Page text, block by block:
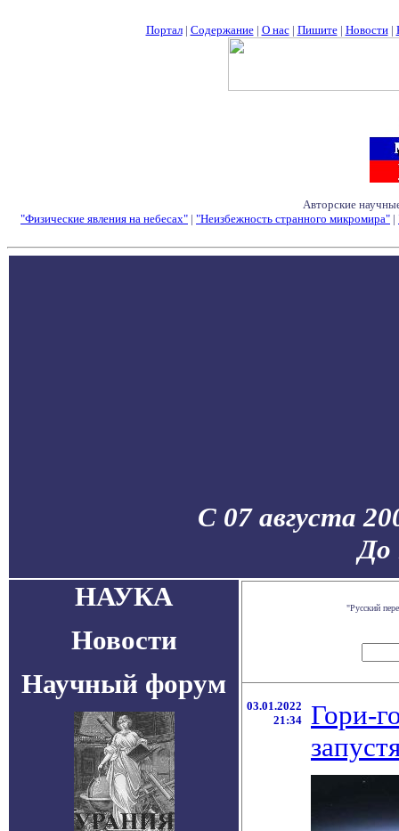
Портал| Содержание| О нас| Пишите| Новости|
Авторские
"Физические явления на небесах" | "Неизбежность странного микромира" |
С 07 августа
До
НАУКА
Новости
Научный форум
"Русский
03.01.2022
21:34
Гори-